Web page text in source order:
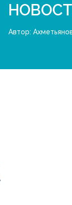
Автор: